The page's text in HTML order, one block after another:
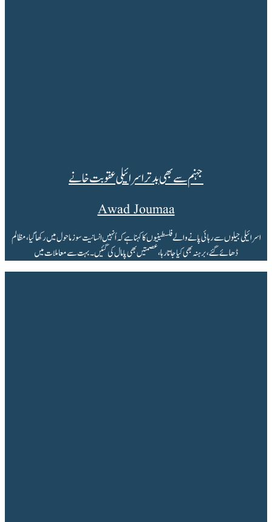
جہنم سے بھی بدتر اسرائیلی عقوبت خانے
Awad Joumaa
اسرائیلی جیلوں سے رہائی پانے والے فلسطینیوں کا کہنا ہے کہ اُنہیں انسانیت سوز ماحول میں رکھا گیا، مظالم
ڈھائے گئے، برہنہ بھی کیا جاتا رہا، عصمتیں بھی پامال کی گئیں۔ بہت سے معاملات میں